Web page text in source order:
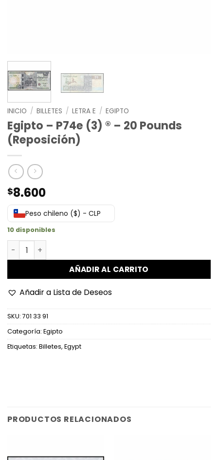
INICIO / BILLETES / LETRA E / EGIPTO
Egipto – P74e (3) ® – 20 Pounds
(Reposición)
$8.600
Peso chileno ($) - CLP
10 disponibles
Egipto - P74e (3) ® - 20 Pounds (Reposición) cantidad
AÑADIR AL CARRITO
Añadir a Lista de Deseos
SKU: 701 33 91
Categoría: Egipto
Etiquetas: Billetes, Egypt
PRODUCTOS RELACIONADOS